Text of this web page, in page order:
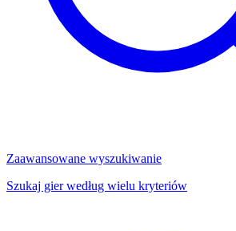
Zaawansowane wyszukiwanie
Szukaj gier według wielu kryteriów